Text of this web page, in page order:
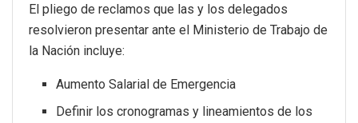
El pliego de reclamos que las y los delegados
resolvieron presentar ante el Ministerio de Trabajo de
la Nación incluye:
Aumento Salarial de Emergencia
Definir los cronogramas y lineamientos de los